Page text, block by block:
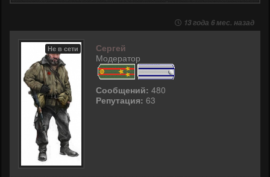
13 года 6 мес. назад
Не в сети
Сергей
Модератор
Сообщений: 480
Репутация: 63